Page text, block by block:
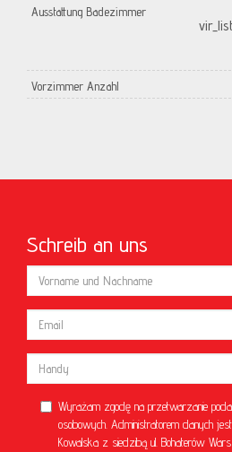
Ausstattung Badezimmer
Vorzimmer Anzahl
Schreib an uns
Wyrażam zgodę na przetwarzanie
osobowych. Administratorem danych
Kowalska z siedzibą ul. Bohaterów